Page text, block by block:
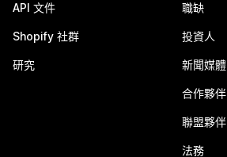
API 文件
Shopify 社群
研究
職缺
投資人
新聞媒體
合作夥伴
聯盟夥伴
法務